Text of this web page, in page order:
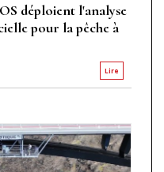
déploient l'analyse
pour la pêche à
Lire